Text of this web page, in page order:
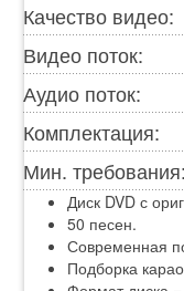
Качество видео:
Видео поток:
Аудио поток:
Комплектация:
Мин. требования:
Диск DVD с
50 песен.
Современная
Подборка